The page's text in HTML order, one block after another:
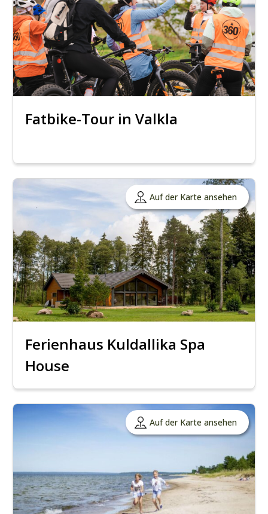
Fatbike-Tour in Valkla
Auf der Karte ansehen
Ferienhaus Kuldallika Spa
House
Auf der Karte ansehen